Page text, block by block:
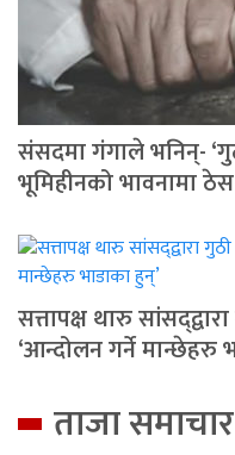
संसदमा गंगाले भनिन्-
भूमिहीनको भावनामा ठेस
सत्तापक्ष थारु
‘आन्दोलन गर्ने मान्छेहरु
ताजा समाचार